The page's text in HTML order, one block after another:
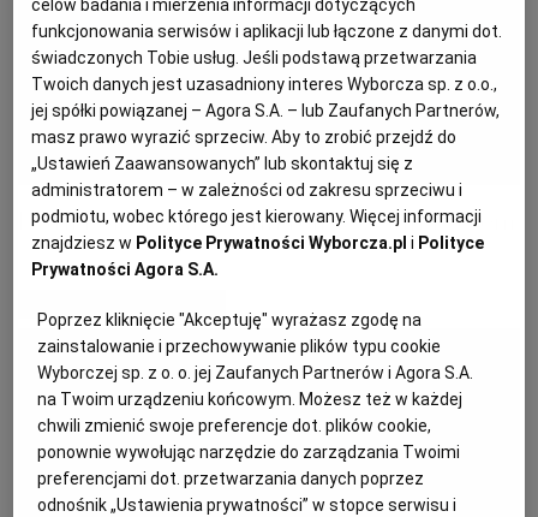
MAKARONY
DRÓB
MIĘSA
RYBY
PRZEKĄSKI
DOMOWE PRZETWORY
SOST, DIPY I INNE DODATKI
KUCHNIA GRECKA
KUCHNIA PORTUGALSKA
KUCHNIA FRANCUSKA
KUCHNIA AMERYKAŃSKA
KUCHNIA POLSKA
KUCHNIA MEKSYKAŃSKA
KUCHNIA INDYJSKA
WEGAN
BEZ GLUTENU
FELIETONY KULINARNE
KSIĄŻKI KULINARNE
SZEF KUCHNI
BIAŁYSTOK
BIELSKO-BIAŁA
BYDGOSZCZ
CZĘSTOCHOWA
ELBLĄG
GLIWICE
GORZÓW WIELKOPOLSKI
WYBORCZA.PL
MAGAZYNY
DUŻY FORMAT
WOLNA SOBOTA
ALE HISTORIA
WYBORCZA TV I VOD
TYLKO ZDROWIE
WYBORCZA CLASSIC
WYBORCZA.BIZ
WYSOKIE OBCASY
BIQDATA
JUTRONAUCI
Letnia tarta z młodymi buraczkami i serem
celów badania i mierzenia informacji dotyczących
funkcjonowania serwisów i aplikacji lub łączone z danymi dot.
świadczonych Tobie usług. Jeśli podstawą przetwarzania
Twoich danych jest uzasadniony interes Wyborcza sp. z o.o.,
jej spółki powiązanej – Agora S.A. – lub Zaufanych Partnerów,
masz prawo wyrazić sprzeciw. Aby to zrobić przejdź do
„Ustawień Zaawansowanych” lub skontaktuj się z
administratorem – w zależności od zakresu sprzeciwu i
podmiotu, wobec którego jest kierowany. Więcej informacji
znajdziesz w Polityce Prywatności Wyborcza.pl i Polityce
Prywatności Agora S.A.
Poprzez kliknięcie "Akceptuję" wyrażasz zgodę na
zainstalowanie i przechowywanie plików typu cookie
Wyborczej sp. z o. o. jej Zaufanych Partnerów i Agora S.A.
na Twoim urządzeniu końcowym. Możesz też w każdej
chwili zmienić swoje preferencje dot. plików cookie,
ponownie wywołując narzędzie do zarządzania Twoimi
preferencjami dot. przetwarzania danych poprzez
odnośnik „Ustawienia prywatności” w stopce serwisu i